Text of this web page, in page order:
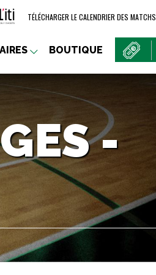
TÉLÉCHARGER LE CALENDRIER DES MATCHS
BOUTIQUE
-